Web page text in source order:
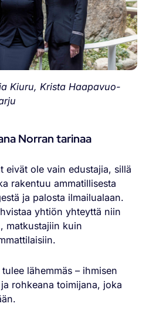
Kiuru, Krista Haapavuo-
Norran tarinaa
eivät ole vain edustajia, sillä
rakentuu ammatillisesta
ja palosta ilmailualaan.
yhtiön yhteyttä niin
matkustajiin kuin
lähemmäs – ihmisen
rohkeana toimijana, joka